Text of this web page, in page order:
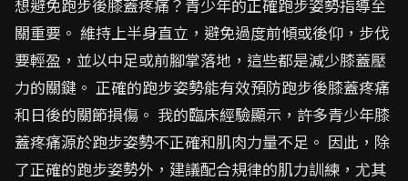
想避免跑步後膝蓋疼痛？青少年的正確跑步姿勢指導至
關重要。 維持上半身直立，避免過度前傾或後仰，步伐
要輕盈，並以中足或前腳掌落地，這些都是減少膝蓋壓
力的關鍵。 正確的跑步姿勢能有效預防跑步後膝蓋疼痛
和日後的關節損傷。 我的臨床經驗顯示，許多青少年膝
蓋疼痛源於跑步姿勢不正確和肌肉力量不足。 因此，除
了正確的跑步姿勢外，建議配合規律的肌力訓練，尤其